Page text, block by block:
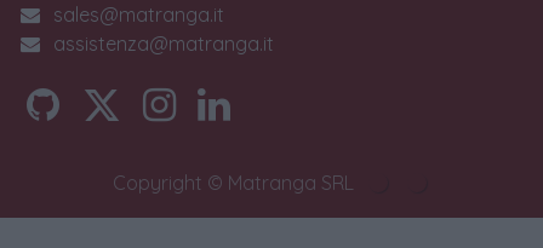
sales@matranga.it
assistenza@matranga.it
Copyright © Matranga SRL